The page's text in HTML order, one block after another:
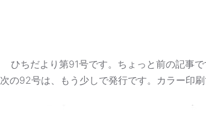
ひちだより第91号です。ちょっと前の記事で
次の92号は、もう少しで発行です。カラー印刷